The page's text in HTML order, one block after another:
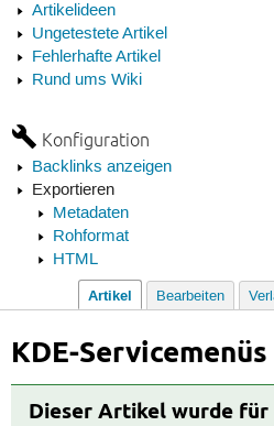
Artikelideen
Ungetestete Artikel
Fehlerhafte Artikel
Rund ums Wiki
Konfiguration
Backlinks anzeigen
Exportieren
Metadaten
Rohformat
HTML
Artikel Bearbeiten
KDE-Servicemenüs
Dieser Artikel wurde für